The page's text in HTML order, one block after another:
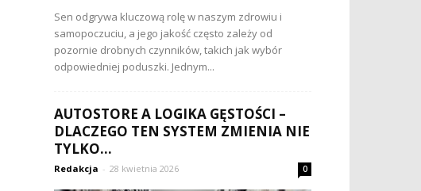
Sen odgrywa kluczową rolę w naszym zdrowiu i
samopoczuciu, a jego jakość często zależy od
pozornie drobnych czynników, takich jak wybór
odpowiedniej poduszki. Jednym...
AUTOSTORE A LOGIKA GĘSTOŚCI –
DLACZEGO TEN SYSTEM ZMIENIA NIE
TYLKO...
Redakcja - 28 kwietnia 2026 0